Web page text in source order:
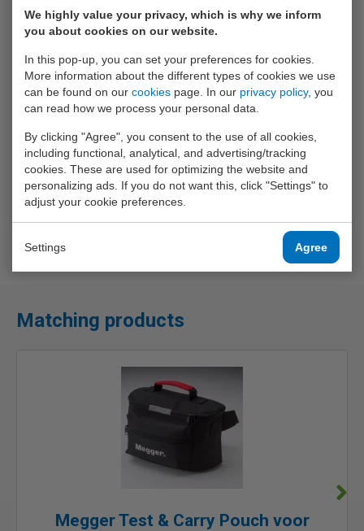
We highly value your privacy, which is why we inform
you about cookies on our website.
In this pop-up, you can set your preferences for cookies.
More information about the different types of cookies we use
can be found on our cookies page. In our privacy policy, you
can read how we process your personal data.
By clicking "Agree", you consent to the use of all cookies,
including functional, analytical, and advertising/tracking
cookies. These are used for optimizing the website and
personalizing ads. If you do not want this, click "Settings" to
adjust your cookie preferences.
Settings Agree
Included accessories
3 meetsnoeren en een shuko meetsnoer, geschakelde
meetsonde voor snel en eenvoudig meten, draagtas,
fabrieksrapport, Nederlandstalige handleiding en garantie
Matching products
Megger Test & Carry Pouch voor